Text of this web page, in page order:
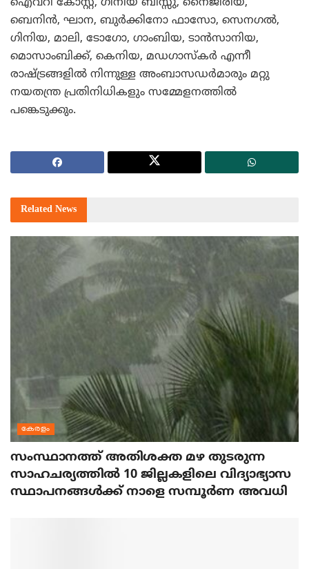
ബെനിന്‍, ഘാന, ബുര്‍ക്കിനോ ഫാസോ, സെനഗല്‍,
ഗിനിയ, മാലി, ടോഗോ, ഗാംബിയ, ടാന്‍സാനിയ,
മൊസാംബിക്ക്, കെനിയ, മഡഗാസ്‌കര്‍ എന്നീ
രാഷ്ട്രങ്ങളില്‍ നിന്നുള്ള അംബാസഡര്‍മാരും മറ്റു
നയതന്ത്ര പ്രതിനിധികളും സമ്മേളനത്തില്‍
പങ്കെടുക്കും.
Related News
കേരളം
സംസ്ഥാനത്ത് അതിശക്ത മഴ തുടരുന്ന
സാഹചര്യത്തിൽ 10 ജില്ലകളിലെ വിദ്യാഭ്യാസ
സ്ഥാപനങ്ങൾക്ക് നാളെ സമ്പൂർണ അവധി